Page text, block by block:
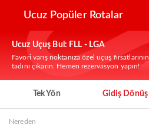
Ucuz Popüler Rotalar
Ucuz Uçuş Bul: FLL - LGA
Favori varış noktanıza özel uçuş fırsatlarının
tadını çıkarın. Hemen rezervasyon yapın!
Tek Yön Gidiş Dönüş
Nereden